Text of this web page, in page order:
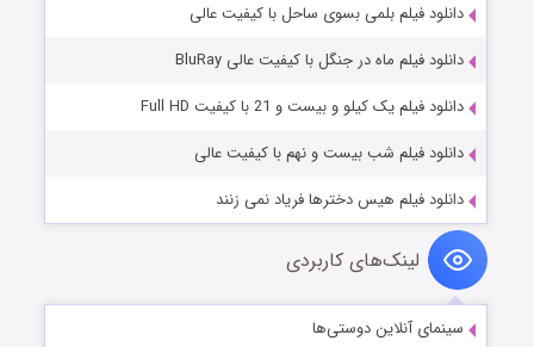
دانلود فیلم بلمی بسوی ساحل با کیفیت عالی
دانلود فیلم ماه در جنگل با کیفیت عالی BluRay
دانلود فیلم یک کیلو و بیست و 21 با کیفیت Full HD
دانلود فیلم شب بیست و نهم با کیفیت عالی
دانلود فیلم هیس دخترها فریاد نمی زنند
لینک‌های کاربردی
سینمای آنلاین دوستی‌ها